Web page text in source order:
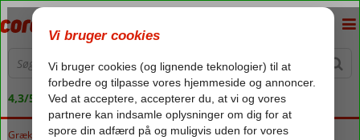
4,3/5 på Trustpilot
Forside
Grækenland Kreta Malia Dessole Malia Beach